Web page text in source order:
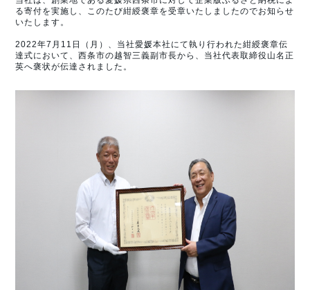
る寄付を実施し、このたび紺綬褒章を受章いたしましたのでお知らせ
いたします。
2022年7月11日（月）、当社愛媛本社にて執り行われた紺綬褒章伝
達式において、西条市の越智三義副市長から、当社代表取締役山名正
英へ褒状が伝達されました。